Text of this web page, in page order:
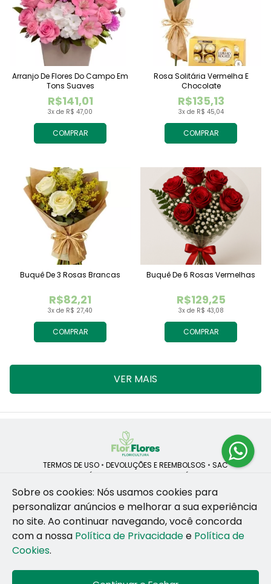
COMPRAR
3x de R$ 47,00
R$141,01
Arranjo De Flores Do Campo Em
Tons Suaves
COMPRAR
3x de R$ 45,04
R$135,13
Rosa Solitária Vermelha E
Chocolate
COMPRAR
3x de R$ 27,40
R$82,21
Buquê De 3 Rosas Brancas
COMPRAR
3x de R$ 43,08
R$129,25
Buquê De 6 Rosas Vermelhas
VER MAIS
TERMOS DE USO • DEVOLUÇÕES E REEMBOLSOS • SAC
POLÍTICA DE PRIVACIDADE POLÍTICA DE COOKIES
ROSANE CRISTINA LINS DE VESCONCELOS | CNPJ: 55.381.783/0001-92
CAIS SANTA RITA, no SN, BOX 34-35, Sao Jose - Recife - PE - 50020-
© 2024-2026 - Todos os direitos reservados - Desenvolvido por
Sobre os cookies: Nós usamos cookies para
personalizar anúncios e melhorar a sua experiência
no site. Ao continuar navegando, você concorda
com a nossa Política de Privacidadee Política de
Cookies.